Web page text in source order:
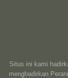
Situs ini kami
menghadirkan